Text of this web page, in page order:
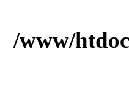
/www/